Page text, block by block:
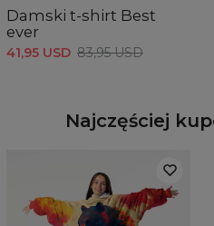
Damski t-shirt Best
ever
41,95 USD 83,95 USD
Najczęściej